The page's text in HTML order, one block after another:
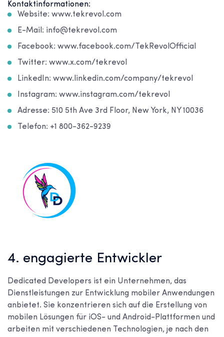
Kontaktinformationen:
Website: www.tekrevol.com
E-Mail: info@tekrevol.com
Facebook: www.facebook.com/TekRevolOfficial
Twitter: www.x.com/tekrevol
LinkedIn: www.linkedin.com/company/tekrevol
Instagram: www.instagram.com/tekrevol
Adresse: 510 5th Ave 3rd Floor, New York, NY 10036
Telefon: +1 800-362-9239
4. engagierte Entwickler
Dedicated Developers ist ein Unternehmen, das
Dienstleistungen zur Entwicklung mobiler Anwendungen
anbietet. Sie konzentrieren sich auf die Erstellung von
mobilen Lösungen für iOS- und Android-Plattformen und
arbeiten mit verschiedenen Technologien, je nach den